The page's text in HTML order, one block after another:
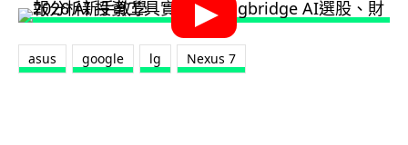
asus google lg Nexus 7